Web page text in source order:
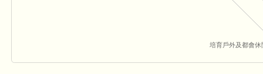
培育戶外及都會